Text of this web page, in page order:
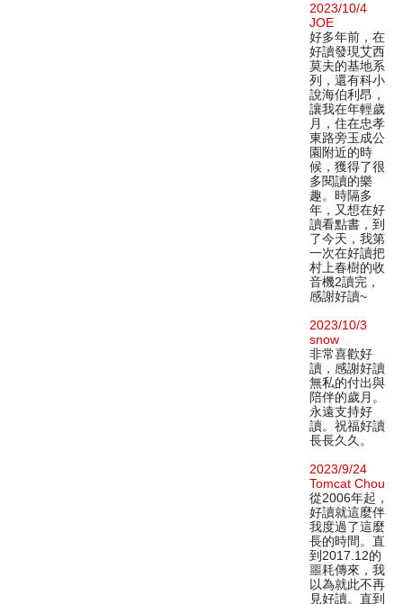
2023/10/4
JOE
好多年前，在
好讀發現艾西
莫夫的基地系
列，還有科小
說海伯利昂，
讓我在年輕歲
月，住在忠孝
東路旁玉成公
園附近的時
候，獲得了很
多閱讀的樂
趣。時隔多
年，又想在好
讀看點書，到
了今天，我第
一次在好讀把
村上春樹的收
音機2讀完，
感謝好讀~
2023/10/3
snow
非常喜歡好
讀，感謝好讀
無私的付出與
陪伴的歲月。
永遠支持好
讀。祝福好讀
長長久久。
2023/9/24
Tomcat Chou
從2006年起，
好讀就這麼伴
我度過了這麼
長的時間。直
到2017.12的
噩耗傳來，我
以為就此不再
見好讀。直到